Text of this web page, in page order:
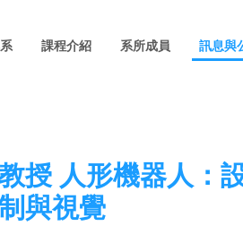
課程介紹 系所成員 訊息與
授 人形機器人：
與視覺